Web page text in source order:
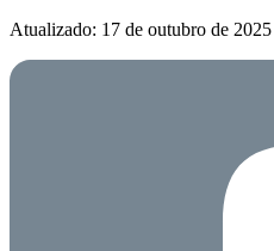
Atualizado: 17 de outubro de 2025